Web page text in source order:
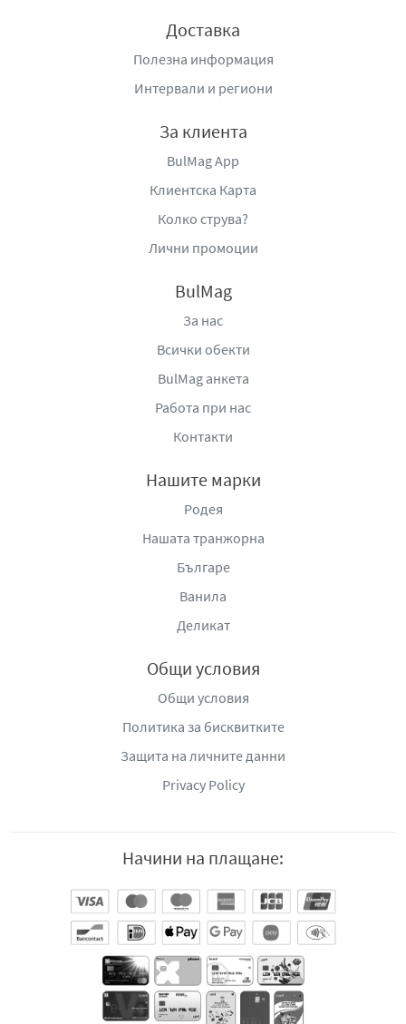
Доставка
Полезна информация
Интервали и региони
За клиента
BulMag App
Клиентска Карта
Колко струва?
Лични промоции
BulMag
За нас
Всички обекти
BulMag анкета
Работа при нас
Контакти
Нашите марки
Родея
Нашата транжорна
Българе
Ванила
Деликат
Общи условия
Общи условия
Политика за бисквитките
Защита на личните данни
Privacy Policy
Начини на плащане: